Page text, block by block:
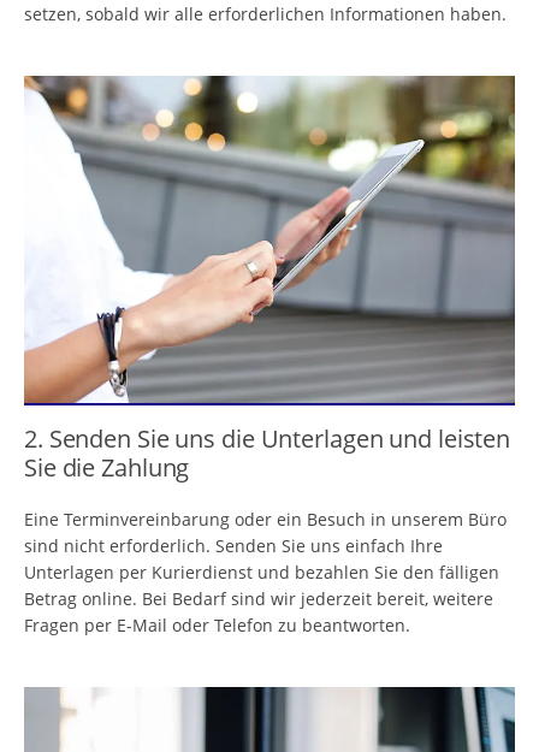
setzen, sobald wir alle erforderlichen Informationen haben.
2. Senden Sie uns die Unterlagen und leisten
Sie die Zahlung
Eine Terminvereinbarung oder ein Besuch in unserem Büro
sind nicht erforderlich. Senden Sie uns einfach Ihre
Unterlagen per Kurierdienst und bezahlen Sie den fälligen
Betrag online. Bei Bedarf sind wir jederzeit bereit, weitere
Fragen per E-Mail oder Telefon zu beantworten.